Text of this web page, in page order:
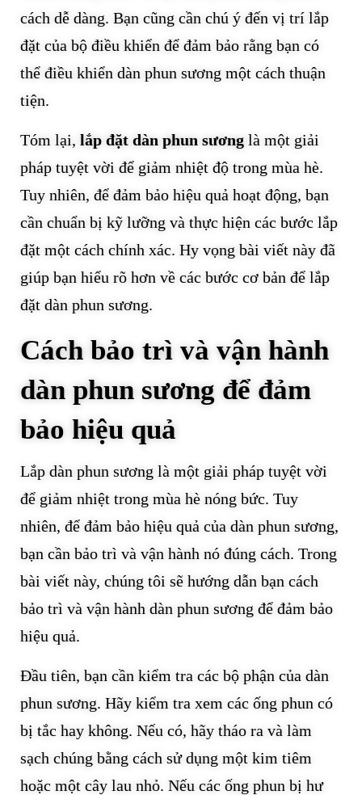
cách dễ dàng. Bạn cũng cần chú ý đến vị trí lắp
đặt của bộ điều khiển để đảm bảo rằng bạn có
thể điều khiển dàn phun sương một cách thuận
tiện.
Tóm lại, lắp đặt dàn phun sương là một giải
pháp tuyệt vời để giảm nhiệt độ trong mùa hè.
Tuy nhiên, để đảm bảo hiệu quả hoạt động, bạn
cần chuẩn bị kỹ lưỡng và thực hiện các bước lắp
đặt một cách chính xác. Hy vọng bài viết này đã
giúp bạn hiểu rõ hơn về các bước cơ bản để lắp
đặt dàn phun sương.
Cách bảo trì và vận hành
dàn phun sương để đảm
bảo hiệu quả
Lắp dàn phun sương là một giải pháp tuyệt vời
để giảm nhiệt trong mùa hè nóng bức. Tuy
nhiên, để đảm bảo hiệu quả của dàn phun sương,
bạn cần bảo trì và vận hành nó đúng cách. Trong
bài viết này, chúng tôi sẽ hướng dẫn bạn cách
bảo trì và vận hành dàn phun sương để đảm bảo
hiệu quả.
Đầu tiên, bạn cần kiểm tra các bộ phận của dàn
phun sương. Hãy kiểm tra xem các ống phun có
bị tắc hay không. Nếu có, hãy tháo ra và làm
sạch chúng bằng cách sử dụng một kim tiêm
hoặc một cây lau nhỏ. Nếu các ống phun bị hư